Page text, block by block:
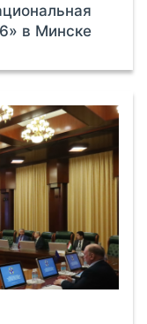
в Минске